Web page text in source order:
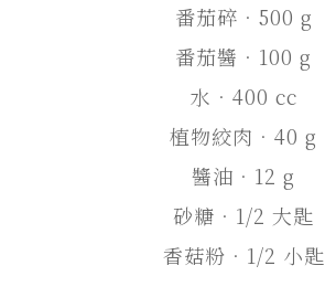
番茄碎．500 g
番茄醬．100 g
水．400 cc
植物絞肉．40 g
醬油．12 g
砂糖．1/2 大匙
香菇粉．1/2 小匙